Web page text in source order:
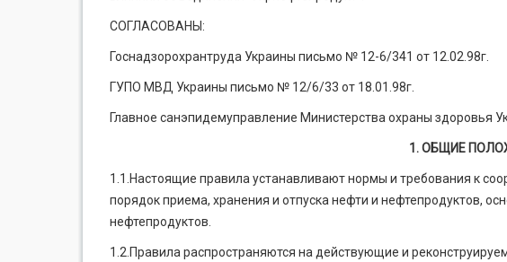
СОГЛАСОВАНЫ:
Госнадзорохрантруда Украины письмо № 12-6/341 от 12.02.98г.
ГУПО МВД Украины письмо № 12/6/33 от 18.01.98г.
Главное санэпидемуправление Министерства охраны здоровья
1. ОБЩИЕ
1.1.Настоящие правила устанавливают нормы и требования к
порядок приема, хранения и отпуска нефти и нефтепродуктов,
нефтепродуктов.
1.2.Правила распространяются на действующие и